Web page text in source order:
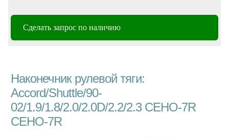
Сделать запрос по наличию
Наконечник рулевой тяги:
Accord/Shuttle/90-
02/1.9/1.8/2.0/2.0D/2.2/2.3 CEHO-7R
CEHO-7R